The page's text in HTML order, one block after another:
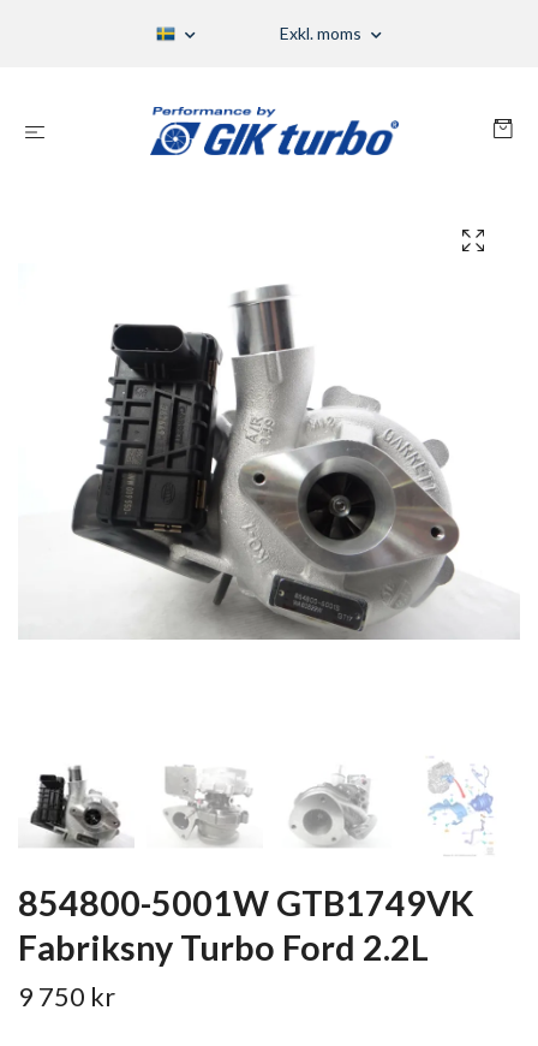
Exkl. moms
854800-5001W GTB1749VK
Fabriksny Turbo Ford 2.2L
9 750 kr